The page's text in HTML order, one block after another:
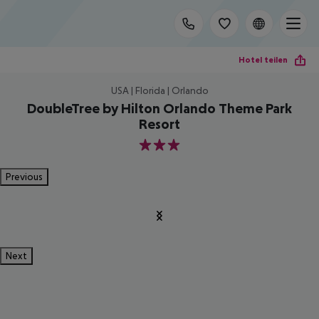
Hotel teilen
USA | Florida | Orlando
DoubleTree by Hilton Orlando Theme Park
Resort
3
Previous
Next